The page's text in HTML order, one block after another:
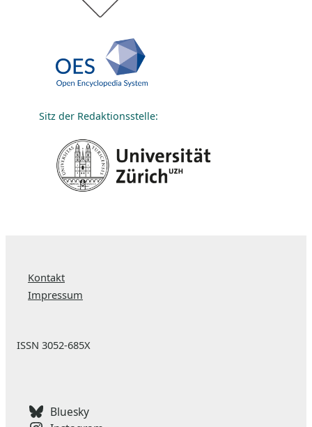
Sitz der Redaktionsstelle:
Kontakt
Impressum
ISSN 3052-685X
Bluesky